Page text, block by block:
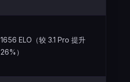
1656 ELO（较 3.1 Pro 提升
26%）